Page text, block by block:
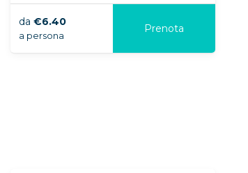
da €6.40
a persona
Prenota